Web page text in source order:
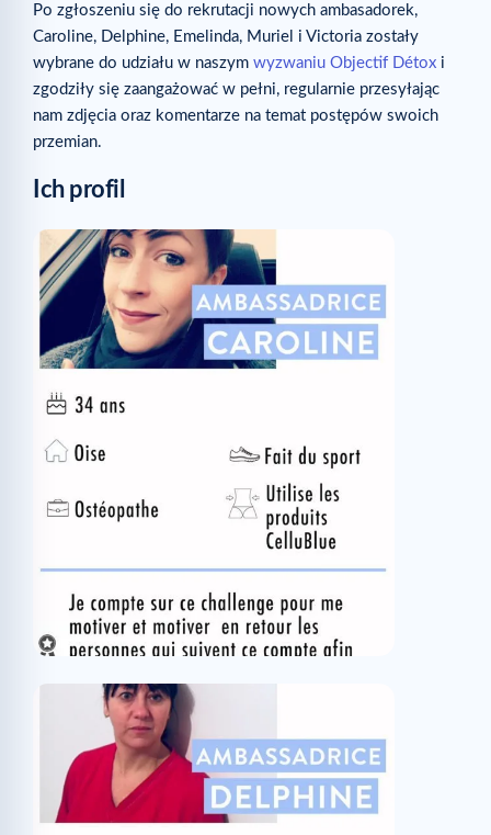
Po zgłoszeniu się do rekrutacji nowych ambasadorek,
Caroline, Delphine, Emelinda, Muriel i Victoria zostały
wybrane do udziału w naszym wyzwaniu Objectif Détox i
zgodziły się zaangażować w pełni, regularnie przesyłając
nam zdjęcia oraz komentarze na temat postępów swoich
przemian.
Ich profil